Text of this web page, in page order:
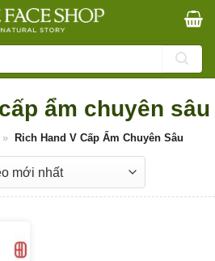
ẩm chuyên sâu
» Rich Hand V Cấp Ẩm Chuyên Sâu